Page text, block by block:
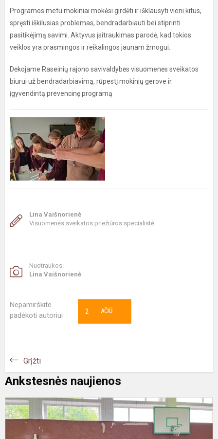
Programos metu mokiniai mokėsi girdėti ir išklausyti vieni kitus,
spręsti iškilusias problemas, bendradarbiauti bei stiprinti
pasitikėjimą savimi. Aktyvus įsitraukimas parodė, kad tokios
veiklos yra prasmingos ir reikalingos jaunam žmogui.
Dėkojame Raseinių rajono savivaldybės visuomenės sveikatos
biurui už bendradarbiavimą, rūpestį mokinių gerove ir
įgyvendintą prevencinę programą
Lina Vaišnorienė
Visuomenės sveikatos priežiūros specialistė
Nuotraukos:
Lina Vaišnorienė
Nepamirškite
padėkoti autoriui
AČIŪ
2
Grįžti
Ankstesnės naujienos